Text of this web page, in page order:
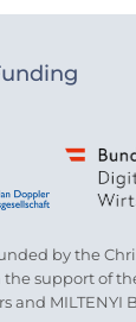
by the
support of
MILTENYI